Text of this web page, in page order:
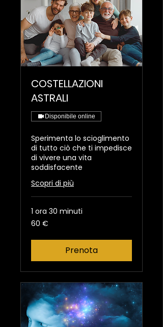
COSTELLAZIONI
ASTRALI
Disponibile online
Sperimenta lo scioglimento
di tutto ciò che ti impedisce
di vivere una vita
soddisfacente
Scopri di più
1 ora 30 minuti
60
euro
60 €
Prenota